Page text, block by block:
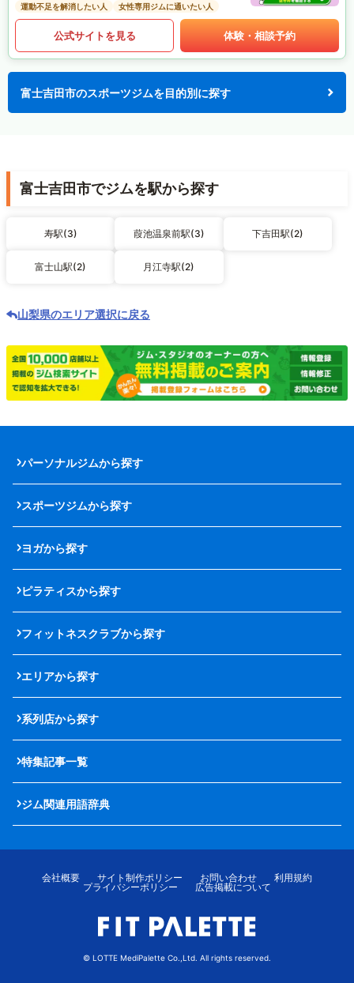
運動不足を解消したい人
女性専用ジムに通いたい人
公式サイトを見る 体験・相談予約
富士吉田市のスポーツジムを目的別に探す
富士吉田市でジムを駅から探す
寿駅(3) 葭池温泉前駅(3) 下吉田駅(2)
富士山駅(2) 月江寺駅(2)
山梨県のエリア選択に戻る
パーソナルジムから探す
スポーツジムから探す
ヨガから探す
ピラティスから探す
フィットネスクラブから探す
エリアから探す
系列店から探す
特集記事一覧
ジム関連用語辞典
会社概要 サイト制作ポリシー お問い合わせ
利用規約
プライバシーポリシー
広告掲載について
© LOTTE MediPalette Co.,Ltd. All rights reserved.